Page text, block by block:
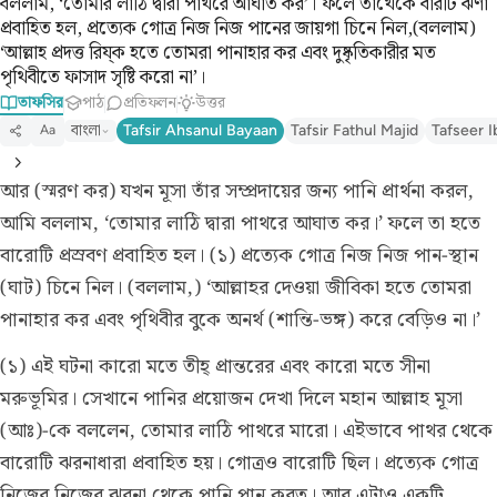
প্রবাহিত হল, প্রত্যেক গোত্র নিজ নিজ পানের জায়গা চিনে নিল,(বললাম)
‘আল্লাহ প্রদত্ত রিয্ক হতে তোমরা পানাহার কর এবং দুষ্কৃতিকারীর মত
পৃথিবীতে ফাসাদ সৃষ্টি করো না’।
তাফসির পাঠ প্রতিফলন উত্তর
Aa বাংলা Tafsir Ahsanul Bayaan Tafsir Fathul Majid Tafseer
আর (স্মরণ কর) যখন মূসা তাঁর সম্প্রদায়ের জন্য পানি প্রার্থনা করল,
আমি বললাম, ‘তোমার লাঠি দ্বারা পাথরে আঘাত কর।’ ফলে তা হতে
বারোটি প্রস্রবণ প্রবাহিত হল। (১) প্রত্যেক গোত্র নিজ নিজ পান-স্থান
(ঘাট) চিনে নিল। (বললাম,) ‘আল্লাহর দেওয়া জীবিকা হতে তোমরা
পানাহার কর এবং পৃথিবীর বুকে অনর্থ (শান্তি-ভঙ্গ) করে বেড়িও না।’
(১) এই ঘটনা কারো মতে তীহ্ প্রান্তরের এবং কারো মতে সীনা
মরুভূমির। সেখানে পানির প্রয়োজন দেখা দিলে মহান আল্লাহ মূসা
(আঃ)-কে বললেন, তোমার লাঠি পাথরে মারো। এইভাবে পাথর থেকে
বারোটি ঝরনাধারা প্রবাহিত হয়। গোত্রও বারোটি ছিল। প্রত্যেক গোত্র